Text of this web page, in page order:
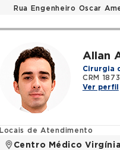
Rua Engenheiro Oscar
Allan
Cirurgia
CRM
Ver perfil
Locais de Atendimento
Centro Médico